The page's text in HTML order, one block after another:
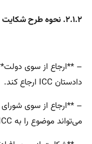
۲.۱.۲. نحوه طرح شکایت
– **ارجاع از سوی
دادستان ICC ارجاع کند.
– **ارجاع از سوی
می‌تواند موضوع را به ICC ارجاع کند.